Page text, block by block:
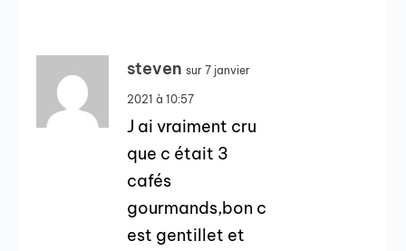
steven sur 7 janvier
2021 à 10:57
J ai vraiment cru
que c était 3
cafés
gourmands,bon c
est gentillet et